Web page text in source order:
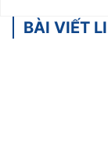
BÀI VIẾT